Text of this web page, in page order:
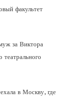
факультет
за Виктора
в Москву, где